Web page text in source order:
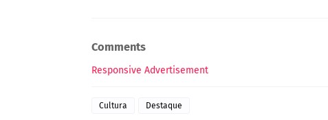
Comments
Responsive Advertisement
Cultura Destaque